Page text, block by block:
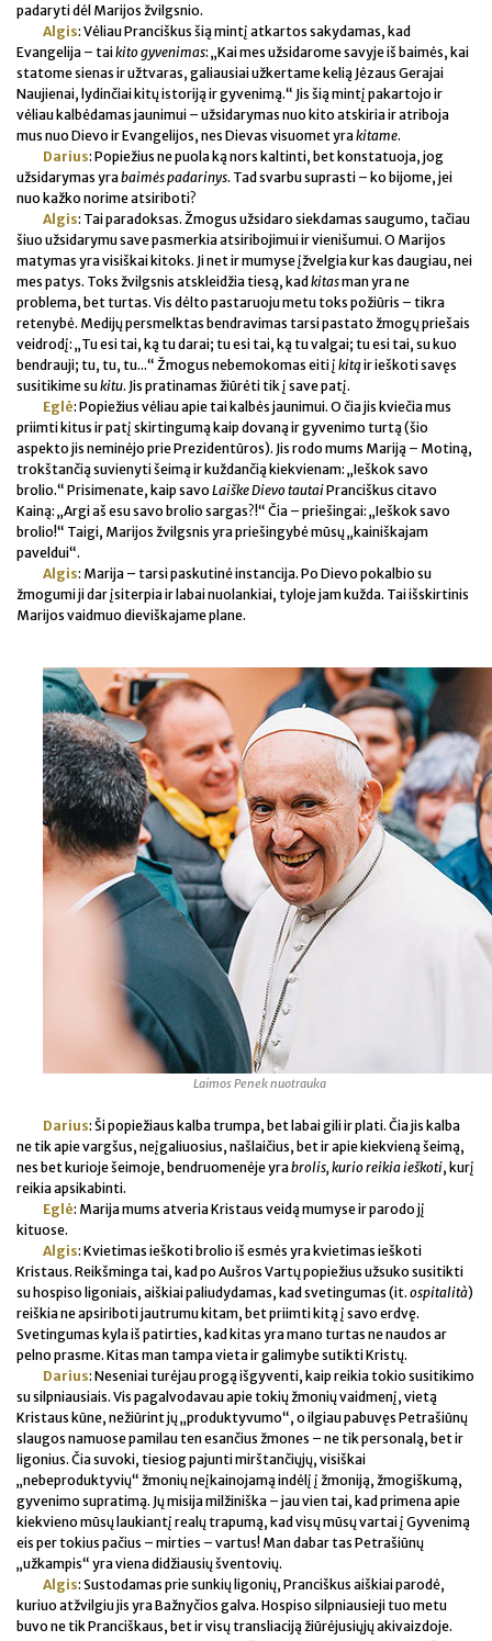
padaryti dėl Marijos žvilgsnio.
Algis: Vėliau Pranciškus šią mintį atkartos sakydamas, kad
Evangelija – taikito gyvenimas: „Kai mes užsidarome savyje iš baimės, kai
statome sienas ir užtvaras, galiausiai užkertame kelią Jėzaus Gerajai
Naujienai, lydinčiai kitų istoriją ir gyvenimą.“ Jis šią mintį pakartojo ir
vėliau kalbėdamas jaunimui – užsidarymas nuo kito atskiria ir atriboja
mus nuo Dievo ir Evangelijos, nes Dievas visuomet yrakitame.
Darius: Popiežius ne puola ką nors kaltinti, bet konstatuoja, jog
užsidarymas yrabaimės padarinys. Tad svarbu suprasti – ko bijome, jei
nuo kažko norime atsiriboti?
Algis: Tai paradoksas. Žmogus užsidaro siekdamas saugumo, tačiau
šiuo užsidarymu save pasmerkia atsiribojimui ir vienišumui. O Marijos
matymas yra visiškai kitoks. Ji net ir mumyse įžvelgia kur kas daugiau, nei
mes patys. Toks žvilgsnis atskleidžia tiesą, kadkitasman yra ne
problema, bet turtas. Vis dėlto pastaruoju metu toks požiūris – tikra
retenybė. Medijų persmelktas bendravimas tarsi pastato žmogų priešais
veidrodį: „Tu esi tai, ką tu darai; tu esi tai, ką tu valgai; tu esi tai, su kuo
bendrauji; tu, tu, tu...“ Žmogus nebemokomas eiti į kitąir ieškoti savęs
susitikime sukitu. Jis pratinamas žiūrėti tik į save patį.
Eglė: Popiežius vėliau apie tai kalbės jaunimui. O čia jis kviečia mus
priimti kitus ir patį skirtingumą kaip dovaną ir gyvenimo turtą (šio
aspekto jis neminėjo prie Prezidentūros). Jis rodo mums Mariją – Motiną,
trokštančią suvienyti šeimą ir kuždančią kiekvienam: „Ieškok savo
brolio.“ Prisimenate, kaip savo Laiške Dievo tautaiPranciškus citavo
Kainą: „Argi aš esu savo brolio sargas?!“ Čia – priešingai: „Ieškok savo
brolio!“ Taigi, Marijos žvilgsnis yra priešingybė mūsų „kainiškajam
paveldui“.
Algis: Marija – tarsi paskutinė instancija. Po Dievo pokalbio su
žmogumi ji dar įsiterpia ir labai nuolankiai, tyloje jam kužda. Tai išskirtinis
Marijos vaidmuo dieviškajame plane.
Laimos Penek nuotrauka
Darius: Ši popiežiaus kalba trumpa, bet labai gili ir plati. Čia jis kalba
ne tik apie vargšus, neįgaliuosius, našlaičius, bet ir apie kiekvieną šeimą,
nes bet kurioje šeimoje, bendruomenėje yrabrolis, kurio reikia ieškoti, kurį
reikia apsikabinti.
Eglė: Marija mums atveria Kristaus veidą mumyse ir parodo jį
kituose.
Algis: Kvietimas ieškoti brolio iš esmės yra kvietimas ieškoti
Kristaus. Reikšminga tai, kad po Aušros Vartų popiežius užsuko susitikti
su hospiso ligoniais, aiškiai paliudydamas, kad svetingumas (it. ospitalità)
reiškia ne apsiriboti jautrumu kitam, bet priimti kitą į savo erdvę.
Svetingumas kyla iš patirties, kad kitas yra mano turtas ne naudos ar
pelno prasme. Kitas man tampa vieta ir galimybe sutikti Kristų.
Darius: Neseniai turėjau progą išgyventi, kaip reikia tokio susitikimo
su silpniausiais. Vis pagalvodavau apie tokių žmonių vaidmenį, vietą
Kristaus kūne, nežiūrint jų „produktyvumo“, o ilgiau pabuvęs Petrašiūnų
slaugos namuose pamilau ten esančius žmones – ne tik personalą, bet ir
ligonius. Čia suvoki, tiesiog pajunti mirštančiųjų, visiškai
„nebeproduktyvių“ žmonių neįkainojamą indėlį į žmoniją, žmogiškumą,
gyvenimo supratimą. Jų misija milžiniška – jau vien tai, kad primena apie
kiekvieno mūsų laukiantį realų trapumą, kad visų mūsų vartai į Gyvenimą
eis per tokius pačius – mirties – vartus! Man dabar tas Petrašiūnų
„užkampis“ yra viena didžiausių šventovių.
Algis: Sustodamas prie sunkių ligonių, Pranciškus aiškiai parodė,
kuriuo atžvilgiu jis yra Bažnyčios galva. Hospiso silpniausieji tuo metu
buvo ne tik Pranciškaus, bet ir visų transliaciją žiūrėjusiųjų akivaizdoje.